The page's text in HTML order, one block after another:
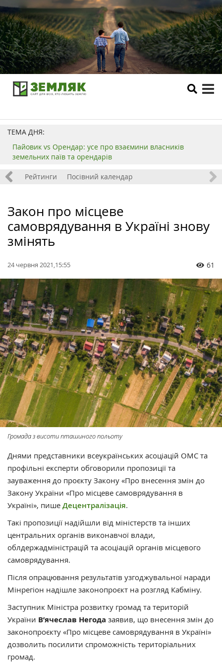
ТЕМА ДНЯ:
Пайовик vs Орендар: усе про взаємини власників
земельних паїв та орендарів
Рейтинги Посівний календар
Закон про місцеве
самоврядування в Україні знову
змінять
24 червня 2021,15:55 61
Громада з висоти пташиного польоту
Днями представники всеукраїнських асоціацій ОМС та
профільні експерти обговорили пропозиції та
зауваження до проєкту Закону «Про внесення змін до
Закону України «Про місцеве самоврядування в
Україні», пише Децентралізація.
Такі пропозиції надійшли від міністерств та інших
центральних органів виконавчої влади,
облдержадміністрацій та асоціацій органів місцевого
самоврядування.
Після опрацювання результатів узгоджувальної наради
Мінрегіон надішле законопроєкт на розгляд Кабміну.
Заступник Міністра розвитку громад та територій
України В’ячеслав Негода заявив, що внесення змін до
законопроєкту «Про місцеве самоврядування в Україні»
дозволить посилити спроможність територіальних
громад.